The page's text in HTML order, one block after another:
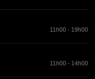
11h00 - 19h00
11h00 - 14h00